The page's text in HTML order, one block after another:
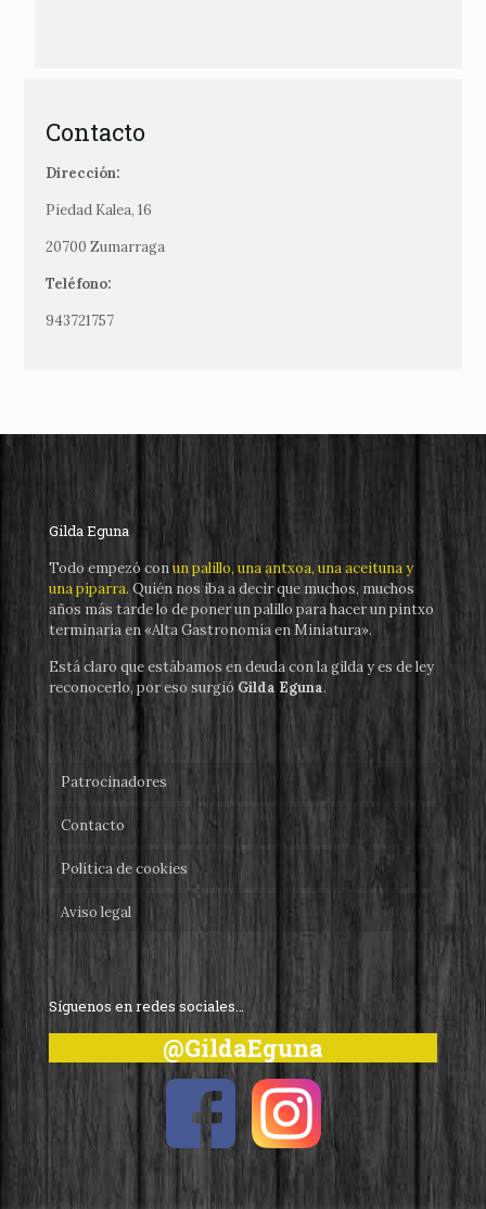
Contacto
Dirección:
Piedad Kalea, 16
20700 Zumarraga
Teléfono:
943721757
Gilda Eguna
Todo empezó conun palillo, una antxoa, una aceituna y
una piparra. Quién nos iba a decir que muchos, muchos
años más tarde lo de poner un palillo para hacer un pintxo
terminaría en «Alta Gastronomía en Miniatura».
Está claro que estábamos en deuda con la gilda y es de ley
reconocerlo, por eso surgió Gilda Eguna.
Patrocinadores
Contacto
Política de cookies
Aviso legal
Síguenos en redes sociales…
@GildaEguna